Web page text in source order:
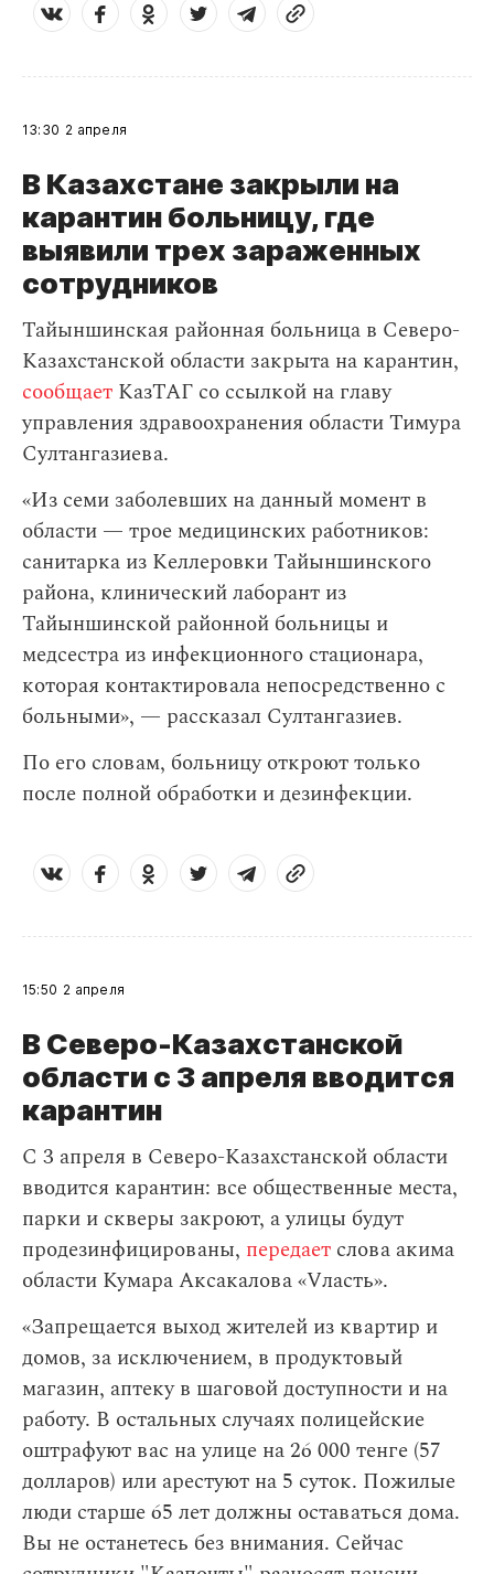
13:30 2 апреля
В Казахстане закрыли на
карантин больницу, где
выявили трех зараженных
сотрудников
Тайыншинская районная больница в Северо-
Казахстанской области закрыта на карантин,
сообщает КазТАГ со ссылкой на главу
управления здравоохранения области Тимура
Султангазиева.
«Из семи заболевших на данный момент в
области — трое медицинских работников:
санитарка из Келлеровки Тайыншинского
района, клинический лаборант из
Тайыншинской районной больницы и
медсестра из инфекционного стационара,
которая контактировала непосредственно с
больными», — рассказал Султангазиев.
По его словам, больницу откроют только
после полной обработки и дезинфекции.
15:50 2 апреля
В Северо-Казахстанской
области с 3 апреля вводится
карантин
С 3 апреля в Северо-Казахстанской области
вводится карантин: все общественные места,
парки и скверы закроют, а улицы будут
продезинфицированы, передает слова акима
области Кумара Аксакалова «Vласть».
«Запрещается выход жителей из квартир и
домов, за исключением, в продуктовый
магазин, аптеку в шаговой доступности и на
работу. В остальных случаях полицейские
оштрафуют вас на улице на 26 000 тенге (57
долларов) или арестуют на 5 суток. Пожилые
люди старше 65 лет должны оставаться дома.
Вы не останетесь без внимания. Сейчас